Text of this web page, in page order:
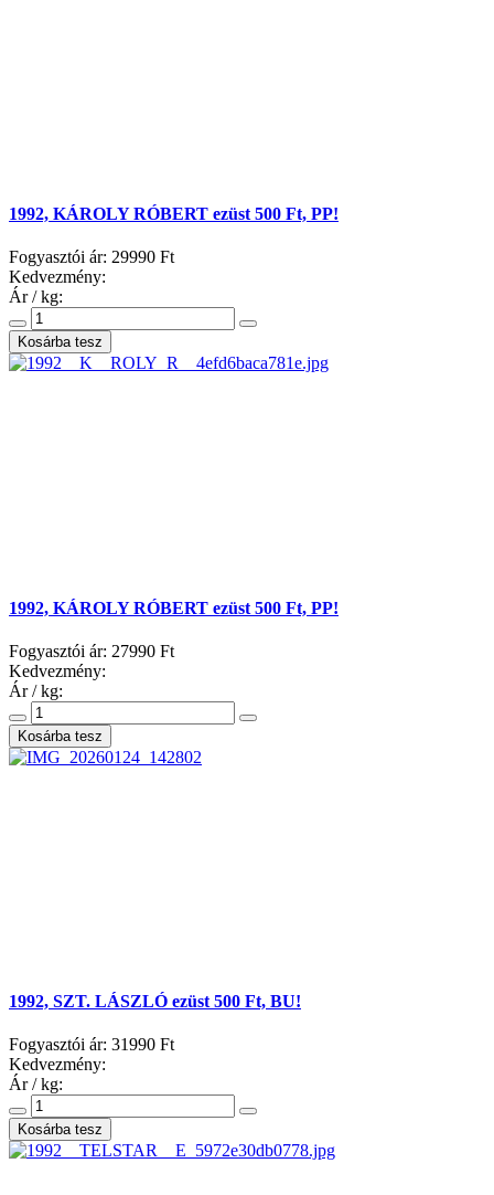
1992, KÁROLY RÓBERT ezüst 500 Ft, PP!
Fogyasztói ár: 29990 Ft
Kedvezmény:
Ár / kg:
1992, KÁROLY RÓBERT ezüst 500 Ft, PP!
Fogyasztói ár: 27990 Ft
Kedvezmény:
Ár / kg:
1992, SZT. LÁSZLÓ ezüst 500 Ft, BU!
Fogyasztói ár: 31990 Ft
Kedvezmény:
Ár / kg: